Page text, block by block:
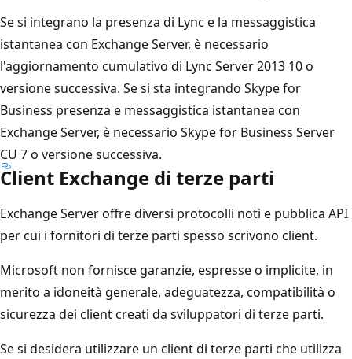
Se si integrano la presenza di Lync e la messaggistica
istantanea con Exchange Server, è necessario
l'aggiornamento cumulativo di Lync Server 2013 10 o
versione successiva. Se si sta integrando Skype for
Business presenza e messaggistica istantanea con
Exchange Server, è necessario Skype for Business Server
CU 7 o versione successiva.
Client Exchange di terze parti
Exchange Server offre diversi protocolli noti e pubblica API
per cui i fornitori di terze parti spesso scrivono client.
Microsoft non fornisce garanzie, espresse o implicite, in
merito a idoneità generale, adeguatezza, compatibilità o
sicurezza dei client creati da sviluppatori di terze parti.
Se si desidera utilizzare un client di terze parti che utilizza